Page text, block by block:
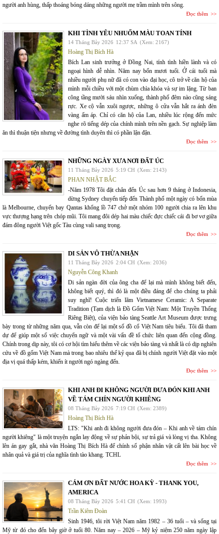
người anh hùng, thấp thoáng bóng dáng những người mẹ trầm mình trên sông.
Đọc thêm
KHI TÌNH YÊU NHUỐM MÀU TOAN TÍNH
14 Tháng Bảy 2026 12:37 SA (Xem: 2167)
Hoàng Thị Bích Hà
Bích Lan sinh trưởng ở Đồng Nai, tính tình hiền lành và có
ngoại hình dễ nhìn. Năm nay bốn mươi tuổi. Ở cái tuổi mà
nhiều người phụ nữ đã có con vào đại học, cô trở về căn hộ của
mình mỗi chiều với một chùm chìa khóa và sự im lặng. Từ ban
công tầng mười sáu nhìn xuống, thành phố đêm nào cũng sáng
rực. Xe cộ vẫn xuôi ngược, những ô cửa vẫn hắt ra ánh đèn
vàng ấm áp. Chỉ có căn hộ của Lan, nhiều lúc rộng đến mức
nghe rõ tiếng dép của chính mình trên nền gạch. Sự nghiệp làm
ăn thì thuận tiện nhưng về đường tình duyên thì có phần lận đận.
Đọc thêm
NHỮNG NGÀY XƯA NƠI ĐẤT ÚC
11 Tháng Bảy 2026 5:19 CH (Xem: 2143)
PHAN NHẬT BẮC
-Năm 1978 Tôi đặt chân đến Úc sau hơn 9 tháng ở Indonesia,
dừng Sydney chuyển tiếp đến Thành phố một ngày có bốn mùa
là Melbourne, chuyến bay Qantas khổng lồ 747 chở một nhóm 100 người chia ra lên khu
vực thượng hạng trên chóp mũi. Tôi mang đôi dép hai màu chiếc đực chiếc cái đi bơ vơ giữa
đám đông người Việt gốc Tàu cùng vali sang trọng.
Đọc thêm
DI SẢN VÔ THỪA NHẬN
11 Tháng Bảy 2026 2:04 CH (Xem: 2036)
Nguyễn Công Khanh
Di sản ngàn đời của ông cha để lại mà mình không biết đến,
không biết quý, thì đó là một điều đáng để cho chúng ta phải
suy nghĩ! Cuộc triển lãm Vietnamese Ceramic: A Separate
Tradition (Tạm dịch là Đồ Gốm Việt Nam: Một Truyền Thống
Riêng Biệt), của viện bảo tàng Seattle Art Museum được trưng
bày trong từ những năm qua, vẫn còn để lại một số đồ cổ Việt Nam tiêu biểu. Tôi đã tham
dự để giúp một số việc chuyển ngữ và một vài vấn đề tổ chức liên quan đến cộng đồng.
Chính trong dịp này, tôi có cơ hội tìm hiểu thêm về các viện bảo tàng và nhất là có dịp nghiên
cứu về đồ gốm Việt Nam mà trong bao nhiêu thế kỷ qua đã bị chính người Việt đặt vào một
địa vị quá thấp kém, khiến ít người ngó ngàng đến.
Đọc thêm
KHI ANH ĐI KHÔNG NGƯỜI ĐƯA ĐÓN KHI ANH
VỀ TÁM CHÍN NGƯỜI KHIÊNG
08 Tháng Bảy 2026 7:19 CH (Xem: 2389)
Hoàng Thị Bích Hà
LTS: "Khi anh đi không người đưa đón – Khi anh về tám chín
người khiêng" là một truyện ngắn lay động về sự phản bội, sự trả giá và lòng vị tha. Không
lên án gay gắt, nhà văn Hoàng Thị Bích Hà để chính số phận nhân vật cất lên bài học về
nhân quả và giá trị của nghĩa tình tào khang. TCHL
Đọc thêm
CÁM ƠN ĐẤT NƯỚC HOA KỲ - THANK YOU,
AMERICA
08 Tháng Bảy 2026 5:41 CH (Xem: 1993)
Trần Kiêm Đoàn
Sinh 1946, tôi rời Việt Nam năm 1982 – 36 tuổi – và sống tại
Mỹ từ đó cho đến bây giờ ở tuổi 80. Năm nay – 2026 – Mỹ kỷ niệm 250 năm ngày lập